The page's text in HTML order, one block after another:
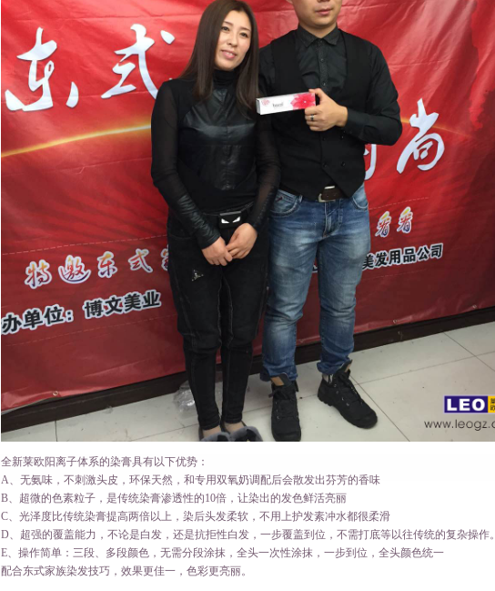
全新莱欧阳离子体系的染膏具有以下优势：
A、无氨味，不刺激头皮，环保天然，和专用双氧奶调配后会散发出芬芳的香味
B、超微的色素粒子，是传统染膏渗透性的10倍，让染出的发色鲜活亮丽
C、光泽度比传统染膏提高两倍以上，染后头发柔软，不用上护发素冲水都很柔滑
D、超强的覆盖能力，不论是白发，还是抗拒性白发，一步覆盖到位，不需打底等以往传统的复杂操作。
E、操作简单：三段、多段颜色，无需分段涂抹，全头一次性涂抹，一步到位，全头颜色统一
配合东式家族染发技巧，效果更佳一，色彩更亮丽。